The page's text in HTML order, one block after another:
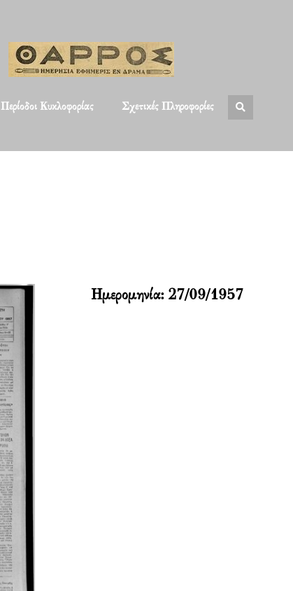
Περίοδοι Κυκλοφορίας Σχετικές Πληροφορίες
Ημερομηνία: 27/09/1957